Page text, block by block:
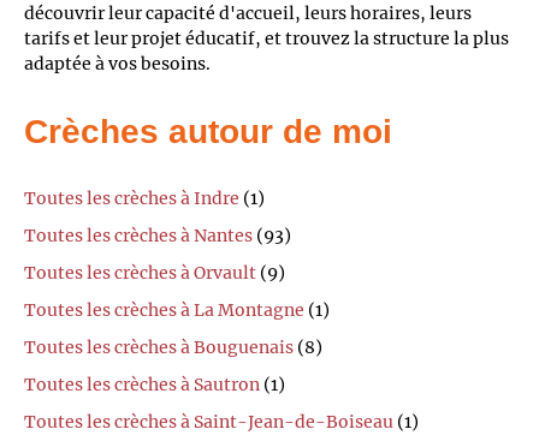
découvrir leur capacité d'accueil, leurs horaires, leurs
tarifs et leur projet éducatif, et trouvez la structure la plus
adaptée à vos besoins.
Crèches autour de moi
Toutes les crèches à Indre (1)
Toutes les crèches à Nantes (93)
Toutes les crèches à Orvault (9)
Toutes les crèches à La Montagne (1)
Toutes les crèches à Bouguenais (8)
Toutes les crèches à Sautron (1)
Toutes les crèches à Saint-Jean-de-Boiseau (1)